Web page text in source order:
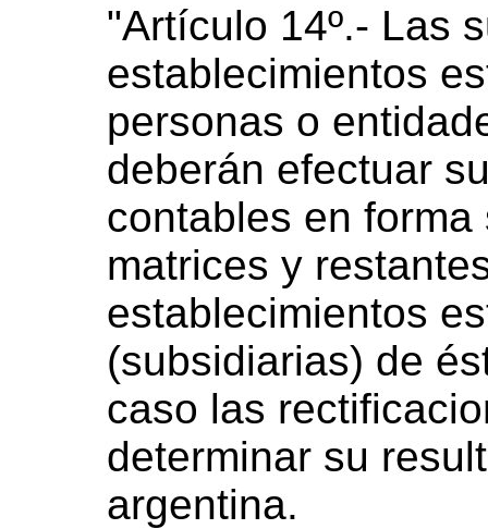
"Artículo 14º.- Las
establecimientos
personas o
deberán efectuar
contables en
matrices y
establecimientos
(subsidiarias) de
caso las
determinar su
argentina.